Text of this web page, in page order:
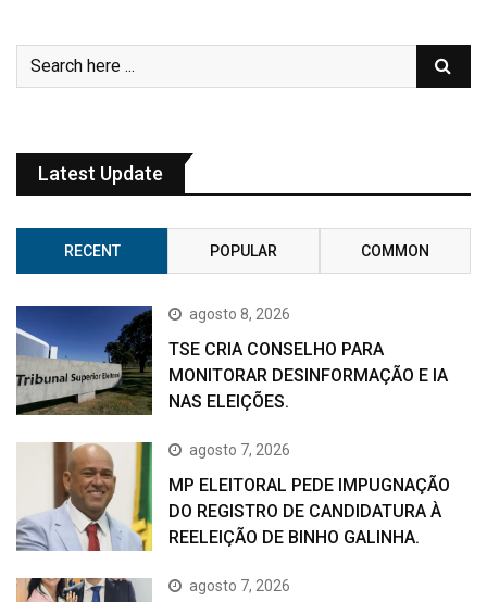
Latest Update
RECENT POPULAR COMMON
agosto 8, 2026
TSE CRIA CONSELHO PARA
MONITORAR DESINFORMAÇÃO E IA
NAS ELEIÇÕES.
agosto 7, 2026
MP ELEITORAL PEDE IMPUGNAÇÃO
DO REGISTRO DE CANDIDATURA À
REELEIÇÃO DE BINHO GALINHA.
agosto 7, 2026